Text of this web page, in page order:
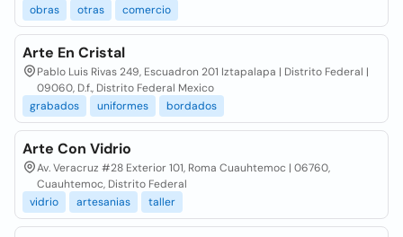
obras
otras comercio
Arte En Cristal
Pablo Luis Rivas 249, Escuadron 201 Iztapalapa | Distrito Federal |
09060, D.f., Distrito Federal Mexico
grabados
uniformes bordados
Arte Con Vidrio
Av. Veracruz #28 Exterior 101, Roma Cuauhtemoc | 06760,
Cuauhtemoc, Distrito Federal
vidrio
artesanias taller